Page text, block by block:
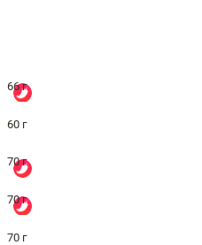
66 г
60 г
70 г
70 г
70 г